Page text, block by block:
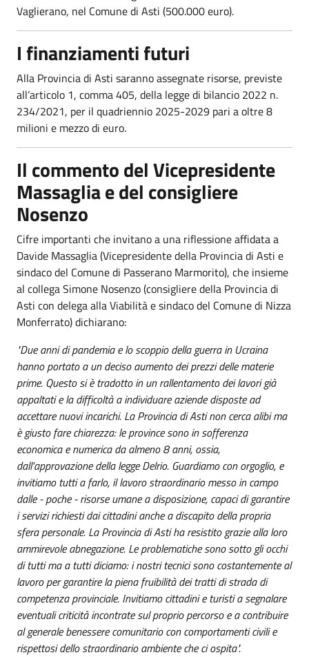
Vaglierano, nel Comune di Asti (500.000 euro).
I finanziamenti futuri
Alla Provincia di Asti saranno assegnate risorse, previste
all’articolo 1, comma 405, della legge di bilancio 2022 n.
234/2021, per il quadriennio 2025-2029 pari a oltre 8
milioni e mezzo di euro.
Il commento del Vicepresidente
Massaglia e del consigliere
Nosenzo
Cifre importanti che invitano a una riflessione affidata a
Davide Massaglia (Vicepresidente della Provincia di Asti e
sindaco del Comune di Passerano Marmorito), che insieme
al collega Simone Nosenzo (consigliere della Provincia di
Asti con delega alla Viabilità e sindaco del Comune di Nizza
Monferrato) dichiarano:
"Due anni di pandemia e lo scoppio della guerra in Ucraina
hanno portato a un deciso aumento dei prezzi delle materie
prime. Questo si è tradotto in un rallentamento dei lavori già
appaltati e la difficoltà a individuare aziende disposte ad
accettare nuovi incarichi. La Provincia di Asti non cerca alibi ma
è giusto fare chiarezza: le province sono in sofferenza
economica e numerica da almeno 8 anni, ossia,
dall'approvazione della legge Delrio. Guardiamo con orgoglio, e
invitiamo tutti a farlo, il lavoro straordinario messo in campo
dalle - poche - risorse umane a disposizione, capaci di garantire
i servizi richiesti dai cittadini anche a discapito della propria
sfera personale. La Provincia di Asti ha resistito grazie alla loro
ammirevole abnegazione. Le problematiche sono sotto gli occhi
di tutti ma a tutti diciamo: i nostri tecnici sono costantemente al
lavoro per garantire la piena fruibilità dei tratti di strada di
competenza provinciale. Invitiamo cittadini e turisti a segnalare
eventuali criticità incontrate sul proprio percorso e a contribuire
al generale benessere comunitario con comportamenti civili e
rispettosi dello straordinario ambiente che ci ospita".